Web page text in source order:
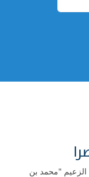
الزعيم "محمد بن